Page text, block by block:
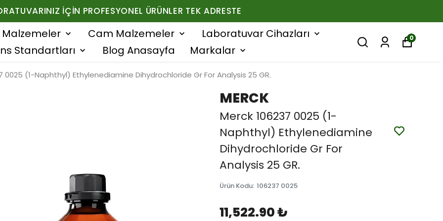
İÇIN PROFESYONEL ÜRÜNLER TEK ADRESTE
Cam Malzemeler
Laboratuvar Cihazları
Standartları
Blog Anasayfa Markalar
0
0025 (1-Naphthyl) Ethylenediamine Dihydrochloride Gr For Analysis 25 GR.
MERCK
Merck 106237 0025 (1-
Naphthyl) Ethylenediamine
Dihydrochloride Gr For
Analysis 25 GR.
Ürün Kodu: 106237 0025
11,522.90 ₺